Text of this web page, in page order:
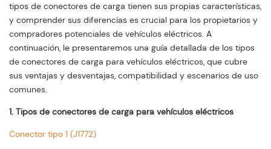
tipos de conectores de carga tienen sus propias características,
y comprender sus diferencias es crucial para los propietarios y
compradores potenciales de vehículos eléctricos. A
continuación, le presentaremos una guía detallada de los tipos
de conectores de carga para vehículos eléctricos, que cubre
sus ventajas y desventajas, compatibilidad y escenarios de uso
comunes.
1. Tipos de conectores de carga para vehículos eléctricos
Conector tipo 1 (J1772)